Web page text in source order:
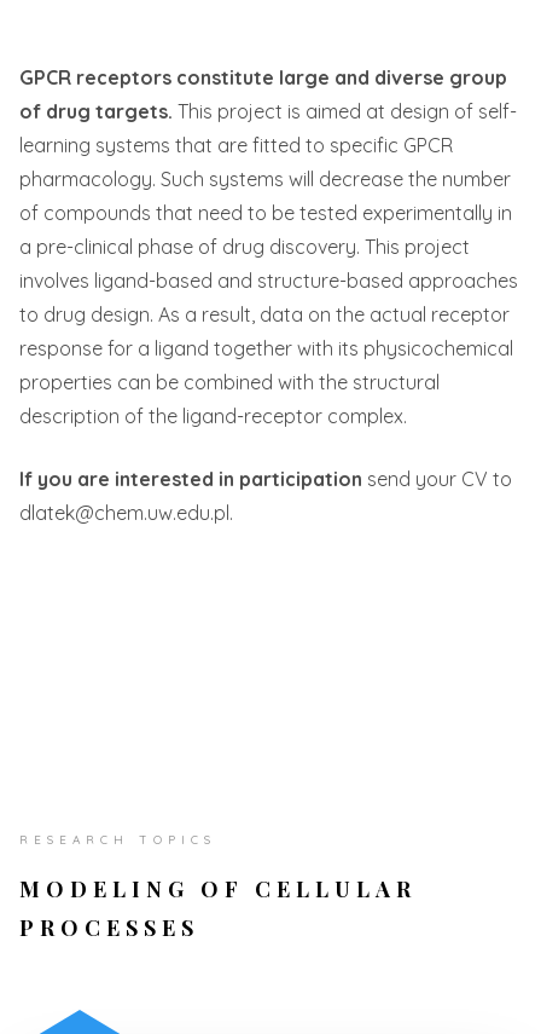
GPCR receptors constitute large and diverse group
of drug targets. This project is aimed at design of self-
learning systems that are fitted to specific GPCR
pharmacology. Such systems will decrease the number
of compounds that need to be tested experimentally in
a pre-clinical phase of drug discovery. This project
involves ligand-based and structure-based approaches
to drug design. As a result, data on the actual receptor
response for a ligand together with its physicochemical
properties can be combined with the structural
description of the ligand-receptor complex.
If you are interested in participation send your CV to
dlatek@chem.uw.edu.pl.
RESEARCH TOPICS
MODELING OF CELLULAR
PROCESSES